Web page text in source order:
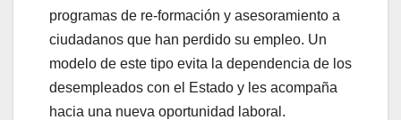
programas de re-formación y asesoramiento a
ciudadanos que han perdido su empleo. Un
modelo de este tipo evita la dependencia de los
desempleados con el Estado y les acompaña
hacia una nueva oportunidad laboral.